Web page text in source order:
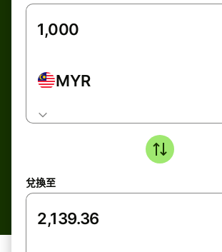
MYR
兌換至